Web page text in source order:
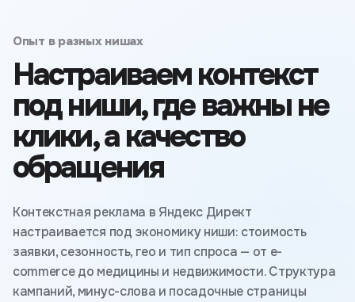
Опыт в разных нишах
Настраиваем контекст
под ниши, где важны не
клики, а качество
обращения
Контекстная реклама в Яндекс Директ
настраивается под экономику ниши: стоимость
заявки, сезонность, гео и тип спроса — от e-
commerce до медицины и недвижимости. Структура
кампаний, минус-слова и посадочные страницы